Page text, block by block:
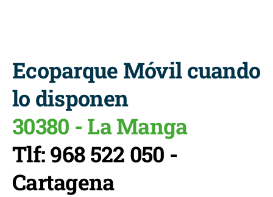
Ecoparque Móvil cuando
lo disponen
30380 - La Manga
Tlf: 968 522 050 -
Cartagena